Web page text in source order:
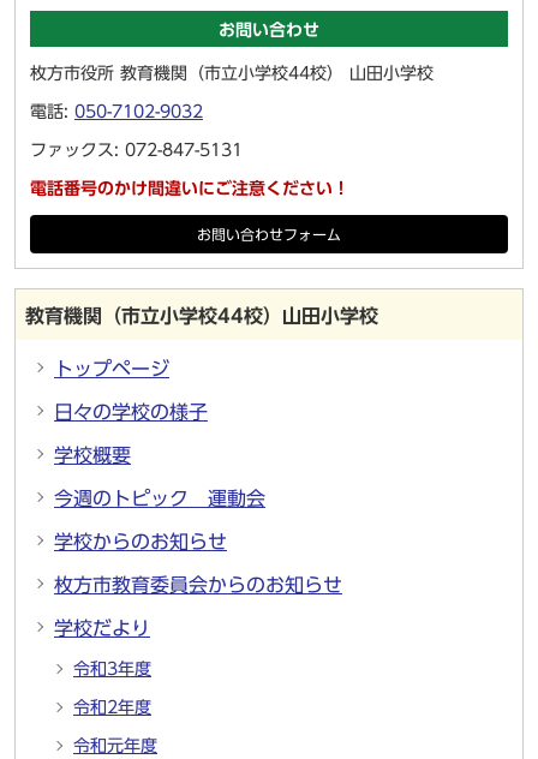
お問い合わせ
枚方市役所 教育機関（市立小学校44校） 山田小学校
電話: 050-7102-9032
ファックス: 072-847-5131
電話番号のかけ間違いにご注意ください！
お問い合わせフォーム
教育機関（市立小学校44校）山田小学校
トップページ
日々の学校の様子
学校概要
今週のトピック 運動会
学校からのお知らせ
枚方市教育委員会からのお知らせ
学校だより
令和3年度
令和2年度
令和元年度